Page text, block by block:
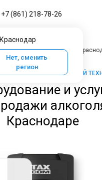
Краснодар
Нет, сменить
регион
+7 (861) 218-78-26
для продажи алкоголя в
КАССА — МАРКЕТ КАССОВОЙ
и
Краснодаре